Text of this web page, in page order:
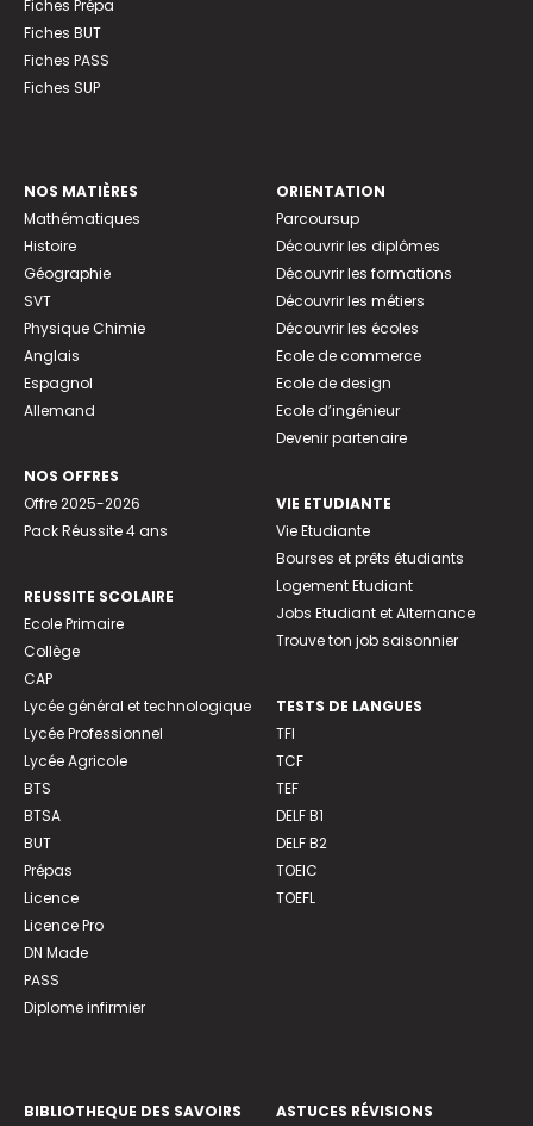
Fiches Prépa
Fiches BUT
Fiches PASS
Fiches SUP
NOS MATIÈRES
Mathématiques
Histoire
Géographie
SVT
Physique Chimie
Anglais
Espagnol
Allemand
NOS OFFRES
Offre 2025-2026
Pack Réussite 4 ans
REUSSITE SCOLAIRE
Ecole Primaire
Collège
CAP
Lycée général et technologique
Lycée Professionnel
Lycée Agricole
BTS
BTSA
BUT
Prépas
Licence
Licence Pro
DN Made
PASS
Diplome infirmier
ORIENTATION
Parcoursup
Découvrir les diplômes
Découvrir les formations
Découvrir les métiers
Découvrir les écoles
Ecole de commerce
Ecole de design
Ecole d’ingénieur
Devenir partenaire
VIE ETUDIANTE
Vie Etudiante
Bourses et prêts étudiants
Logement Etudiant
Jobs Etudiant et Alternance
Trouve ton job saisonnier
TESTS DE LANGUES
TFI
TCF
TEF
DELF B1
DELF B2
TOEIC
TOEFL
BIBLIOTHEQUE DES SAVOIRS
ASTUCES RÉVISIONS